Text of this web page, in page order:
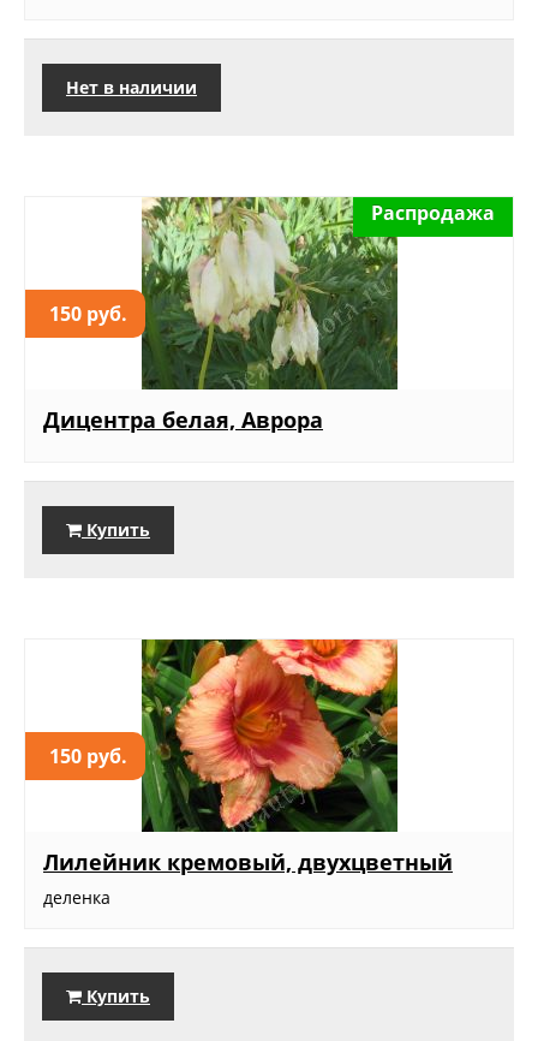
Нет в наличии
150 руб.
Распродажа
Дицентра белая, Аврора
Купить
150 руб.
Лилейник кремовый, двухцветный
деленка
Купить